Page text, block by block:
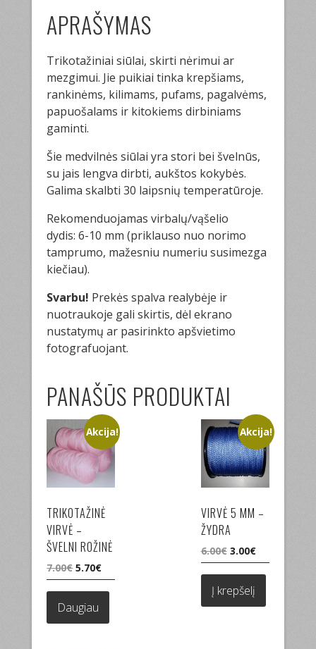
APRAŠYMAS
Trikotažiniai siūlai, skirti nėrimui ar
mezgimui. Jie puikiai tinka krepšiams,
rankinėms, kilimams, pufams, pagalvėms,
papuošalams ir kitokiems dirbiniams
gaminti.
Šie medvilnės siūlai yra stori bei švelnūs,
su jais lengva dirbti, aukštos kokybės.
Galima skalbti 30 laipsnių temperatūroje.
Rekomenduojamas virbalų/vąšelio
dydis: 6-10 mm (priklauso nuo norimo
tamprumo, mažesniu numeriu susimezga
kiečiau).
Svarbu! Prekės spalva realybėje ir
nuotraukoje gali skirtis, dėl ekrano
nustatymų ar pasirinkto apšvietimo
fotografuojant.
PANAŠŪS PRODUKTAI
Akcija!
TRIKOTAŽINĖ
VIRVĖ –
ŠVELNI ROŽINĖ
7.00€Original
price
was:
7.00€.
5.70€Current
price
is:
Daugiau
Akcija!
VIRVĖ 5 MM –
ŽYDRA
6.00€ Original
price
was:
6.00€.
3.00€Current
price
is:
Į krepšelį